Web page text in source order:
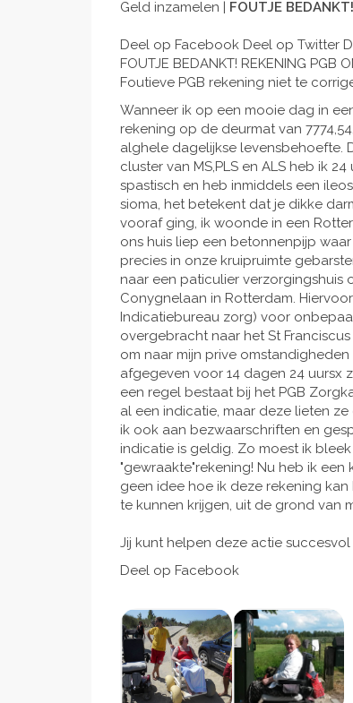
Geld inzamelen | FOUTJE
Deel op Facebook Deel op Twitter
FOUTJE BEDANKT! REKENING PGB
Foutieve PGB rekening niet te
Wanneer ik op een mooie dag in
rekening op de deurmat van
alghele dagelijkse levensbehoefte.
cluster van MS,PLS en ALS heb ik
spastisch en heb inmiddels een
sioma, het betekent dat je dikke
vooraf ging, ik woonde in een
ons huis liep een betonnenpijp
precies in onze kruipruimte
naar een paticulier verzorgingshuis
Conygnelaan in Rotterdam.
Indicatiebureau zorg) voor
overgebracht naar het St
om naar mijn prive
afgegeven voor 14 dagen 24 uursx
een regel bestaat bij het PGB
al een indicatie, maar deze lieten
ik ook aan bezwaarschriften en
indicatie is geldig. Zo moest ik
"gewraakte"rekening! Nu heb ik een
geen idee hoe ik deze rekening
te kunnen krijgen, uit de grond van
Jij kunt helpen deze actie succesvol
Deel op Facebook